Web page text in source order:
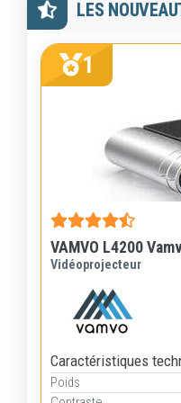
LES
1
VAMVO L4200
Vidéoprojecteur
Caractéristiques
Poids